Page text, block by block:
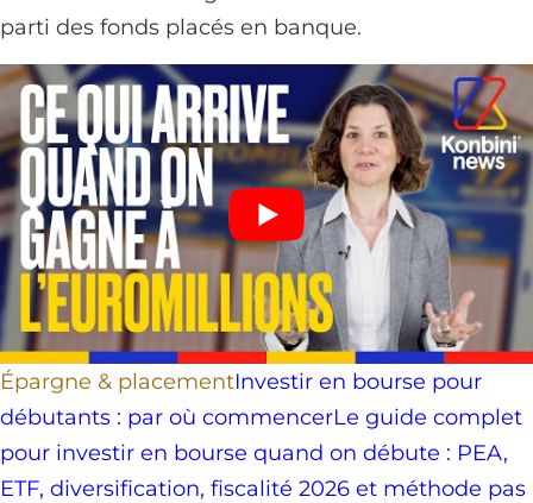
parti des fonds placés en banque.
Épargne & placementInvestir en bourse pour
débutants : par où commencerLe guide complet
pour investir en bourse quand on débute : PEA,
ETF, diversification, fiscalité 2026 et méthode pas